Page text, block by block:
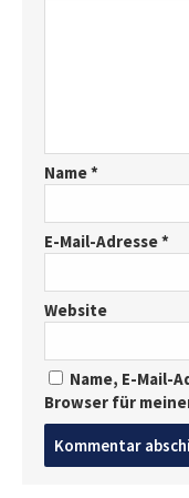
Name*
E-Mail-Adresse*
Website
Name, E-Mail-
Browser für